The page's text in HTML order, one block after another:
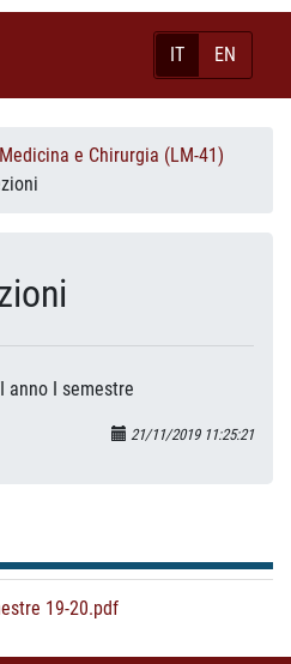
IT EN
Medicina e Chirurgia (LM-41)
anno I semestre
21/11/2019 11:25:21
19-20.pdf